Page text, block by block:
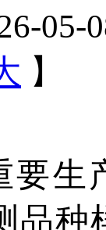
05-
】
产
品